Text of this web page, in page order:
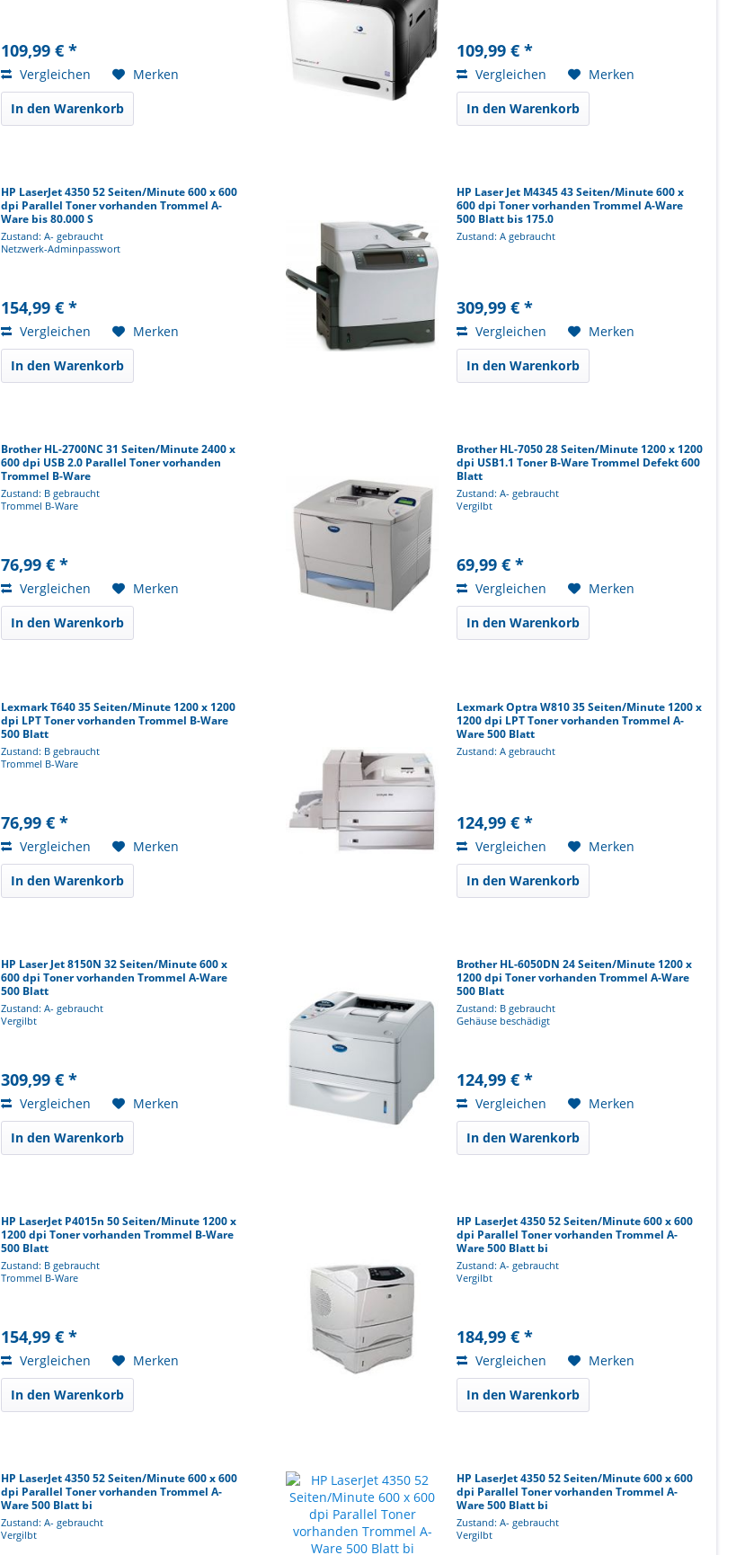
109,99 € *
Vergleichen
Merken
In den Warenkorb
109,99 € *
Vergleichen
Merken
In den Warenkorb
HP LaserJet 4350 52 Seiten/Minute 600 x 600
dpi Parallel Toner vorhanden Trommel A-
Ware bis 80.000 S
Zustand: A- gebraucht
Netzwerk-Adminpasswort
154,99 € *
Vergleichen
Merken
In den Warenkorb
HP Laser Jet M4345 43 Seiten/Minute 600 x
600 dpi Toner vorhanden Trommel A-Ware
500 Blatt bis 175.0
Zustand: A gebraucht
309,99 € *
Vergleichen
Merken
In den Warenkorb
Brother HL-2700NC 31 Seiten/Minute 2400 x
600 dpi USB 2.0 Parallel Toner vorhanden
Trommel B-Ware
Zustand: B gebraucht
Trommel B-Ware
76,99 € *
Vergleichen
Merken
In den Warenkorb
Brother HL-7050 28 Seiten/Minute 1200 x 1200
dpi USB1.1 Toner B-Ware Trommel Defekt 600
Blatt
Zustand: A- gebraucht
Vergilbt
69,99 € *
Vergleichen
Merken
In den Warenkorb
Lexmark T640 35 Seiten/Minute 1200 x 1200
dpi LPT Toner vorhanden Trommel B-Ware
500 Blatt
Zustand: B gebraucht
Trommel B-Ware
76,99 € *
Vergleichen
Merken
In den Warenkorb
Lexmark Optra W810 35 Seiten/Minute 1200 x
1200 dpi LPT Toner vorhanden Trommel A-
Ware 500 Blatt
Zustand: A gebraucht
124,99 € *
Vergleichen
Merken
In den Warenkorb
HP Laser Jet 8150N 32 Seiten/Minute 600 x
600 dpi Toner vorhanden Trommel A-Ware
500 Blatt
Zustand: A- gebraucht
Vergilbt
309,99 € *
Vergleichen
Merken
In den Warenkorb
Brother HL-6050DN 24 Seiten/Minute 1200 x
1200 dpi Toner vorhanden Trommel A-Ware
500 Blatt
Zustand: B gebraucht
Gehäuse beschädigt
124,99 € *
Vergleichen
Merken
In den Warenkorb
HP LaserJet P4015n 50 Seiten/Minute 1200 x
1200 dpi Toner vorhanden Trommel B-Ware
500 Blatt
Zustand: B gebraucht
Trommel B-Ware
154,99 € *
Vergleichen
Merken
In den Warenkorb
HP LaserJet 4350 52 Seiten/Minute 600 x 600
dpi Parallel Toner vorhanden Trommel A-
Ware 500 Blatt bi
Zustand: A- gebraucht
Vergilbt
184,99 € *
Vergleichen
Merken
In den Warenkorb
HP LaserJet 4350 52 Seiten/Minute 600 x 600
dpi Parallel Toner vorhanden Trommel A-
Ware 500 Blatt bi
Zustand: A- gebraucht
Vergilbt
HP LaserJet 4350 52 Seiten/Minute 600 x 600
dpi Parallel Toner vorhanden Trommel A-
Ware 500 Blatt bi
Zustand: A- gebraucht
Vergilbt